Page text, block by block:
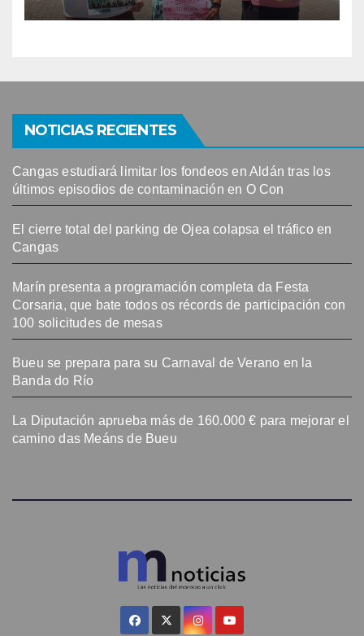
NOTICIAS RECIENTES
Cangas estudiará limitar los fondeos en Aldán tras los
últimos episodios de contaminación en O Con
El cierre total del parking de Ojea colapsa el tráfico en
Cangas
Marín presenta a programación completa da Festa
Corsaria, que bate todos os récords de participación con
100 solicitudes de mesas
Bueu se prepara para su Carnaval de Verano en la
Banda do Río
La Diputación aprueba más de 160.000 € para mejorar el
camino das Meáns de Bueu